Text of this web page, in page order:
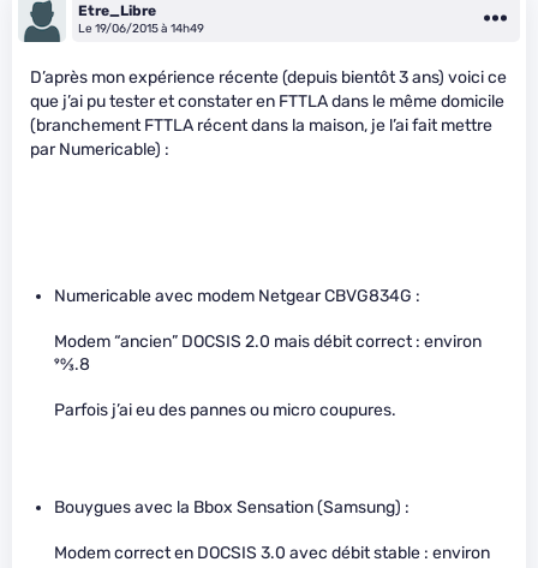
Etre_Libre
Le 19/06/2015 à 14h49
D’après mon expérience récente (depuis bientôt 3 ans) voici ce
que j’ai pu tester et constater en FTTLA dans le même domicile
(branchement FTTLA récent dans la maison, je l’ai fait mettre
par Numericable) :
Numericable avec modem Netgear CBVG834G :
Modem “ancien” DOCSIS 2.0 mais débit correct : environ
90⁄3.8
Parfois j’ai eu des pannes ou micro coupures.
Bouygues avec la Bbox Sensation (Samsung) :
Modem correct en DOCSIS 3.0 avec débit stable : environ